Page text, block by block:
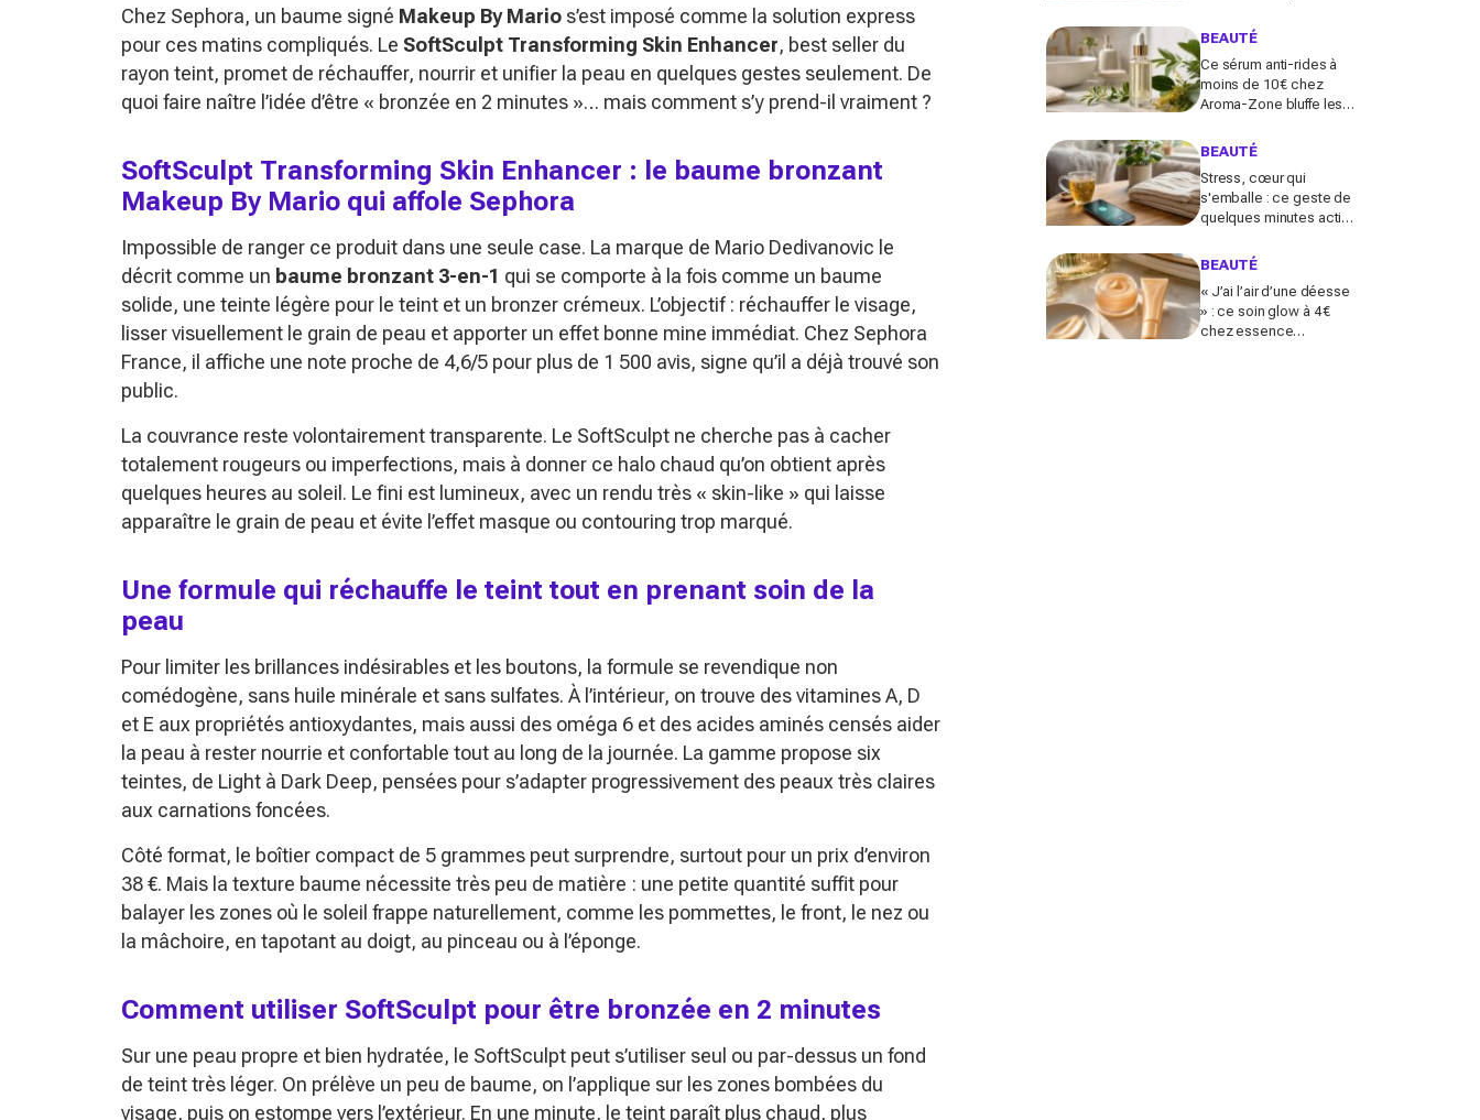
Chez Sephora, un baume signé Makeup By Mario s’est imposé comme la solution express
pour ces matins compliqués. Le SoftSculpt Transforming Skin Enhancer, best seller du
rayon teint, promet de réchauffer, nourrir et unifier la peau en quelques gestes seulement. De
quoi faire naître l’idée d’être « bronzée en 2 minutes »… mais comment s’y prend-il vraiment ?
SoftSculpt Transforming Skin Enhancer : le baume bronzant
Makeup By Mario qui affole Sephora
Impossible de ranger ce produit dans une seule case. La marque de Mario Dedivanovic le
décrit comme un baume bronzant 3-en-1 qui se comporte à la fois comme un baume
solide, une teinte légère pour le teint et un bronzer crémeux. L’objectif : réchauffer le visage,
lisser visuellement le grain de peau et apporter un effet bonne mine immédiat. Chez Sephora
France, il affiche une note proche de 4,6/5 pour plus de 1 500 avis, signe qu’il a déjà trouvé son
public.
La couvrance reste volontairement transparente. Le SoftSculpt ne cherche pas à cacher
totalement rougeurs ou imperfections, mais à donner ce halo chaud qu’on obtient après
quelques heures au soleil. Le fini est lumineux, avec un rendu très « skin-like » qui laisse
apparaître le grain de peau et évite l’effet masque ou contouring trop marqué.
Une formule qui réchauffe le teint tout en prenant soin de la
peau
Pour limiter les brillances indésirables et les boutons, la formule se revendique non
comédogène, sans huile minérale et sans sulfates. À l’intérieur, on trouve des vitamines A, D
et E aux propriétés antioxydantes, mais aussi des oméga 6 et des acides aminés censés aider
la peau à rester nourrie et confortable tout au long de la journée. La gamme propose six
teintes, de Light à Dark Deep, pensées pour s’adapter progressivement des peaux très claires
aux carnations foncées.
Côté format, le boîtier compact de 5 grammes peut surprendre, surtout pour un prix d’environ
38 €. Mais la texture baume nécessite très peu de matière : une petite quantité suffit pour
balayer les zones où le soleil frappe naturellement, comme les pommettes, le front, le nez ou
la mâchoire, en tapotant au doigt, au pinceau ou à l’éponge.
Comment utiliser SoftSculpt pour être bronzée en 2 minutes
Sur une peau propre et bien hydratée, le SoftSculpt peut s’utiliser seul ou par-dessus un fond
de teint très léger. On prélève un peu de baume, on l’applique sur les zones bombées du
visage, puis on estompe vers l’extérieur. En une minute, le teint paraît plus chaud, plus
ne la quitterez plus de
BEAUTÉ
Ce sérum anti-rides à
moins de 10 € chez
Aroma-Zone bluffe les
effet botox-like venu de
BEAUTÉ
Stress, cœur qui
s'emballe : ce geste de
quelques minutes active
système nerveux d'une
BEAUTÉ
« J’ai l’air d’une déesse
» : ce soin glow à 4 €
chez essence